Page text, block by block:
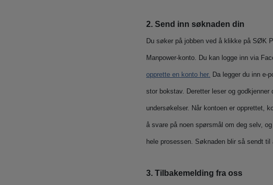
2. Send inn søknaden din
Du søker på jobben ved å klikke på SØK
Manpower-konto. Du kan logge inn via
opprette en konto her. Da legger du inn e-
stor bokstav. Deretter leser og
undersøkelser. Når kontoen er opprettet,
å svare på noen spørsmål om deg selv,
hele prosessen. Søknaden blir så sendt
3. Tilbakemelding fra oss